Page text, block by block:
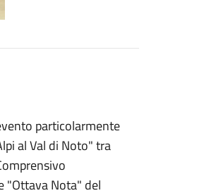
particolarmente
al Val di Noto" tra
"Ottava Nota" del